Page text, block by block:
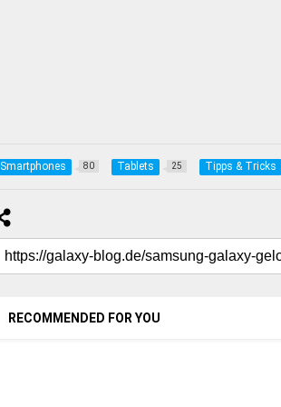
Smartphones 80 Tablets 25 Tipps & Tricks
RECOMMENDED FOR YOU